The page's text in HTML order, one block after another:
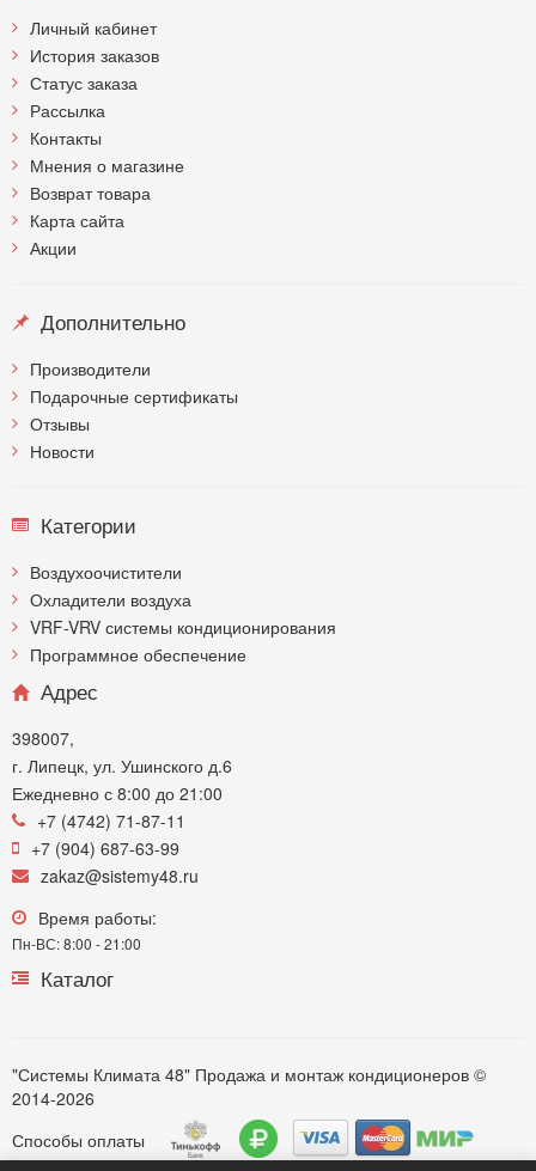
Личный кабинет
История заказов
Статус заказа
Рассылка
Контакты
Мнения о магазине
Возврат товара
Карта сайта
Акции
Дополнительно
Производители
Подарочные сертификаты
Отзывы
Новости
Категории
Воздухоочистители
Охладители воздуха
VRF-VRV системы кондиционирования
Программное обеспечение
Адрес
398007,
г. Липецк, ул. Ушинского д.6
Ежедневно с 8:00 до 21:00
+7 (4742) 71-87-11
+7 (904) 687-63-99
zakaz@sistemy48.ru
Время работы:
Пн-ВС: 8:00 - 21:00
Каталог
"Системы Климата 48" Продажа и монтаж кондиционеров ©
2014-2026
Способы оплаты